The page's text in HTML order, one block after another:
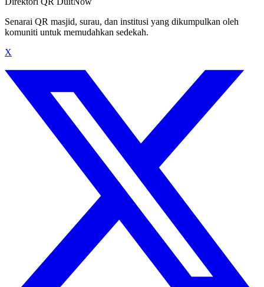
Senarai QR masjid, surau, dan institusi yang dikumpulkan oleh
komuniti untuk memudahkan sedekah.
X